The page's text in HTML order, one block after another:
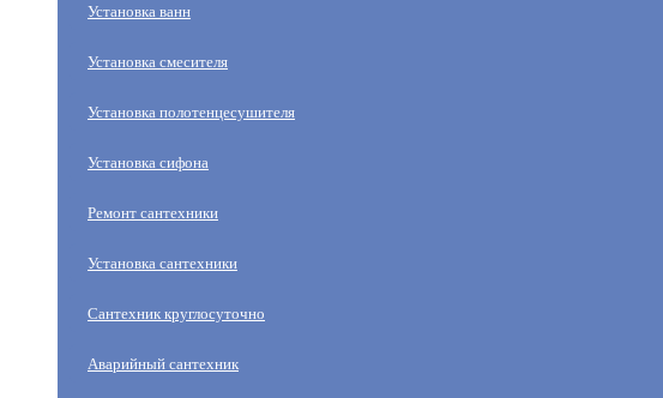
Установка ванн
Установка смесителя
Установка полотенцесушителя
Установка сифона
Ремонт сантехники
Установка сантехники
Сантехник круглосуточно
Аварийный сантехник